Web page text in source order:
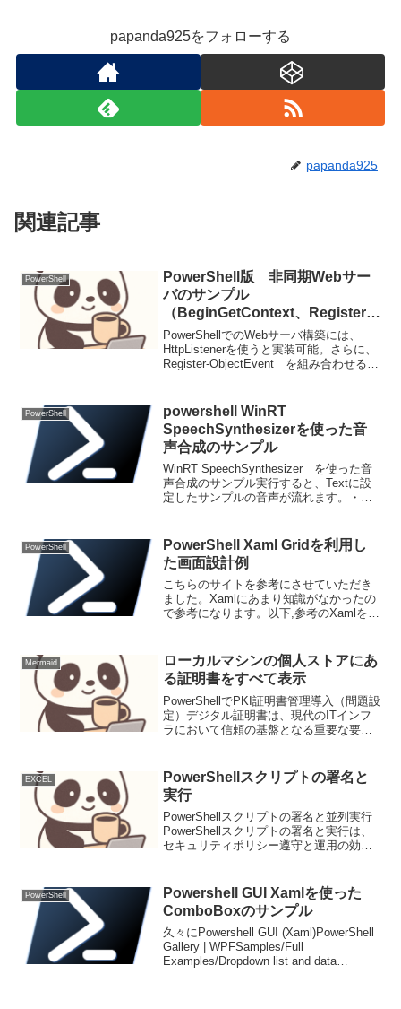
papanda925をフォローする
papanda925
関連記事
PowerShell
PowerShell版 非同期Webサー
バのサンプル
（BeginGetContext、Register-
ObjectEvent 活用）
PowerShellでのWebサーバ構築には、
HttpListenerを使うと実装可能。さらに、
Register-ObjectEvent を組み合わせるこ
PowerShell
powershell WinRT
SpeechSynthesizerを使った音
声合成のサンプル
WinRT SpeechSynthesizer を使った音
声合成のサンプル実行すると、Textに設
定したサンプルの音声が流れます。・
PowerShell
PowerShell Xaml Gridを利用し
た画面設計例
こちらのサイトを参考にさせていただき
ました。Xamlにあまり知識がなかったの
で参考になります。以下,参考のXamlを
うまく使えば、部品の位置情報をゴリゴ
リ...
Mermaid
ローカルマシンの個人ストアにあ
る証明書をすべて表示
PowerShellでPKI証明書管理導入（問題設
定）デジタル証明書は、現代のITインフ
ラにおいて信頼の基盤となる重要な要素
その用途は多岐にわたります。Wind...
EXCEL
PowerShellスクリプトの署名と
実行
PowerShellスクリプトの署名と並列実行
PowerShellスクリプトの署名と実行は、
セキュリティポリシー遵守と運用の効率
処理、ロギング、性能計測を含む包括...
PowerShell
Powershell GUI Xamlを使った
ComboBoxのサンプル
久々にPowershell GUI (Xaml)PowerShell
Gallery | WPFSamples/Full
Examples/Dropdown list and data